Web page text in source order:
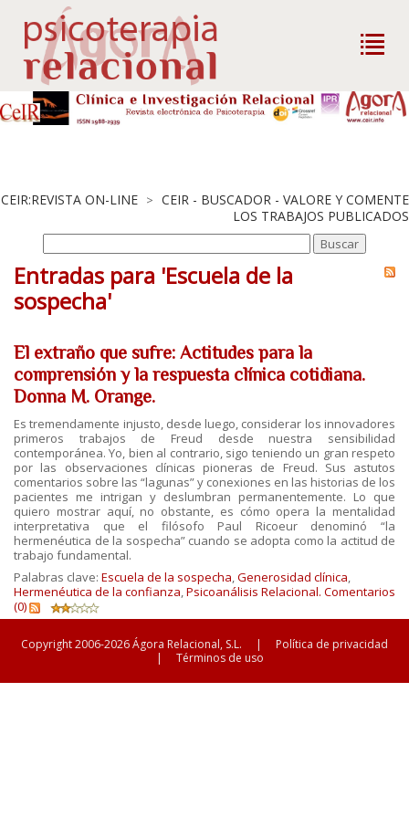
CEIR:REVISTA ON-LINE > CEIR - BUSCADOR - VALORE Y COMENTE
LOS TRABAJOS PUBLICADOS
Entradas para 'Escuela de la
sospecha'
El extraño que sufre: Actitudes para la
comprensión y la respuesta clínica cotidiana.
Donna M. Orange.
Es tremendamente injusto, desde luego, considerar los innovadores
primeros trabajos de Freud desde nuestra sensibilidad
contemporánea. Yo, bien al contrario, sigo teniendo un gran respeto
por las observaciones clínicas pioneras de Freud. Sus astutos
comentarios sobre las “lagunas” y conexiones en las historias de los
pacientes me intrigan y deslumbran permanentemente. Lo que
quiero mostrar aquí, no obstante, es cómo opera la mentalidad
interpretativa que el filósofo Paul Ricoeur denominó “la
hermenéutica de la sospecha” cuando se adopta como la actitud de
trabajo fundamental.
Palabras clave: Escuela de la sospecha,Generosidad clínica,
Hermenéutica de la confianza,Psicoanálisis Relacional. Comentarios
(0)
Copyright 2006-2026 Ágora Relacional, S.L. |
Política de privacidad
|
Términos de uso